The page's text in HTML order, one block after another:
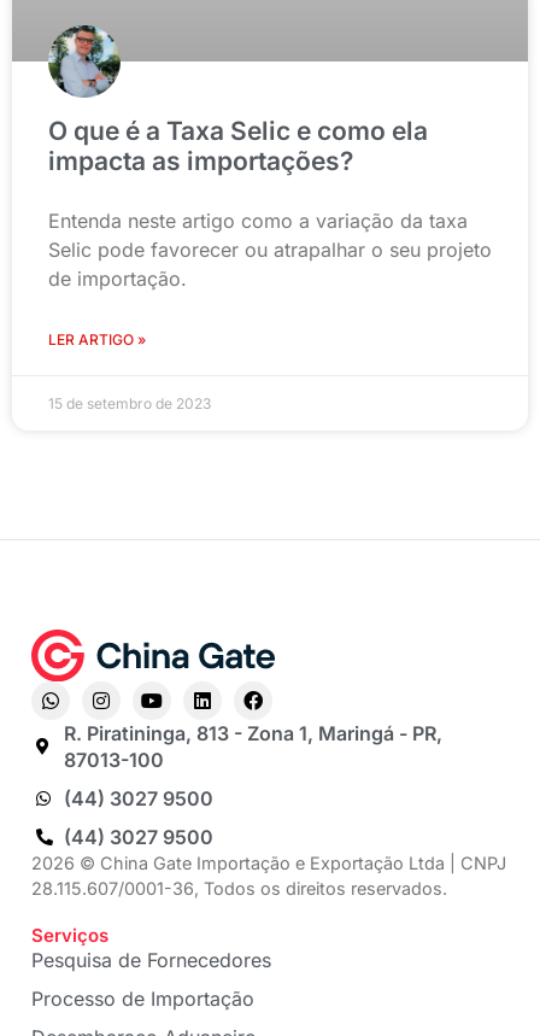
O que é a Taxa Selic e como ela
impacta as importações?
Entenda neste artigo como a variação da taxa
Selic pode favorecer ou atrapalhar o seu projeto
de importação.
LER ARTIGO »
15 de setembro de 2023
R. Piratininga, 813 - Zona 1, Maringá - PR,
87013-100
(44) 3027 9500
(44) 3027 9500
2026 © China Gate Importação e Exportação Ltda | CNPJ
28.115.607/0001-36, Todos os direitos reservados.
Serviços
Pesquisa de Fornecedores
Processo de Importação